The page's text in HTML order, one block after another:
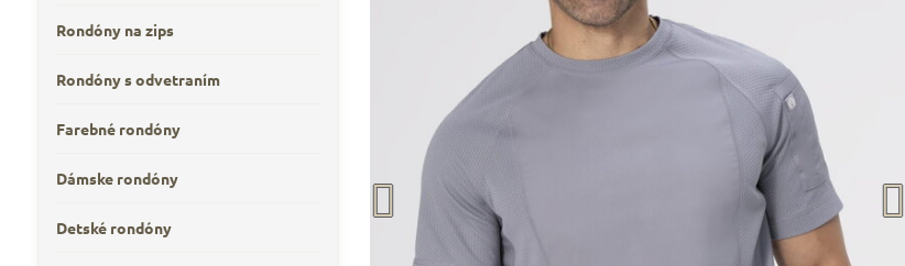
Rondóny na zips
Rondóny s odvetraním
Farebné rondóny
Dámske rondóny
Detské rondóny